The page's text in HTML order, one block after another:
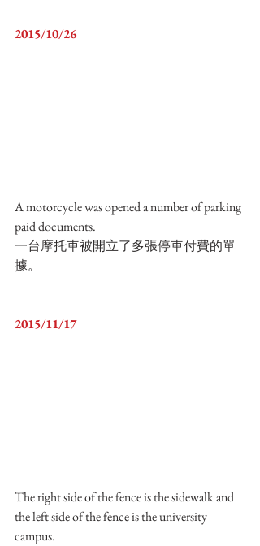
2015/10/26
A motorcycle was opened a number of parking
paid documents.
一台摩托車被開立了多張停車付費的單
據。
2015/11/17
The right side of the fence is the sidewalk and
the left side of the fence is the university
campus.